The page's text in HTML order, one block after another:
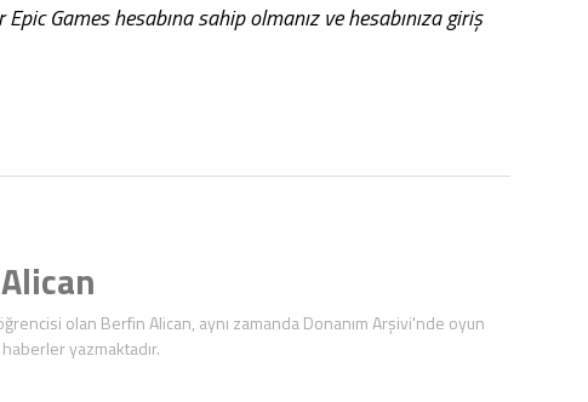
Games hesabına sahip olmanız ve hesabınıza giriş
olan Berfin Alican, aynı zamanda Donanım Arşivi'nde oyun
yazmaktadır.